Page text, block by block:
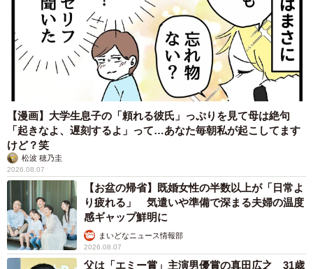
【漫画】大学生息子の「頼れる彼氏」っぷりを見て母は絶句
「起きなよ、遅刻するよ」って…あなた毎朝私が起こしてます
けど？笑
松波 穂乃圭
2026.08.07
【お盆の帰省】既婚女性の半数以上が「日常よ
り疲れる」 気遣いや準備で深まる夫婦の温度
感ギャップ鮮明に
まいどなニュース情報部
2026.08.07
父は「エミー賞」主演男優賞の真田広之 31歳